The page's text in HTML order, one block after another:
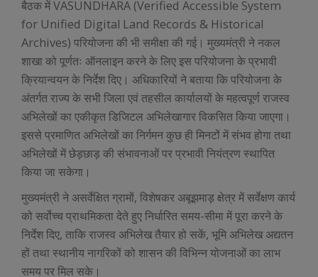
बैठक में VASUNDHARA (Verified Accessible System
for Unified Digital Land Records & Historical
Archives) परियोजना की भी समीक्षा की गई। मुख्यमंत्री ने नकल
शाखा को पूर्णतः ऑनलाइन करने के लिए इस परियोजना के प्रभावी
क्रियान्वयन के निर्देश दिए। अधिकारियों ने बताया कि परियोजना के
अंतर्गत राज्य के सभी जिला एवं तहसील कार्यालयों के महत्वपूर्ण राजस्व
अभिलेखों का एकीकृत डिजिटल अभिलेखागार विकसित किया जाएगा।
इससे प्रमाणित अभिलेखों का निर्गमन कुछ ही मिनटों में संभव होगा तथा
अभिलेखों में छेड़छाड़ की संभावनाओं पर प्रभावी नियंत्रण स्थापित
किया जा सकेगा।
मुख्यमंत्री ने असर्वेक्षित ग्रामों, विशेषकर अबूझमाड़ क्षेत्र में सर्वेक्षण कार्य
को सर्वोच्च प्राथमिकता देते हुए निर्धारित समय-सीमा में पूरा करने के
निर्देश दिए, ताकि राजस्व अभिलेख तैयार हो सकें, भूमि अभिलेख अद्यतन
हों तथा स्थानीय नागरिकों को शासन की विभिन्न योजनाओं का लाभ
समय पर मिल सके।